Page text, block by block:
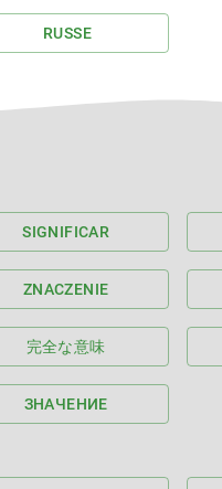
RUSSE
SIGNIFICAR
ZNACZENIE
完全な意味
ЗНАЧЕНИЕ